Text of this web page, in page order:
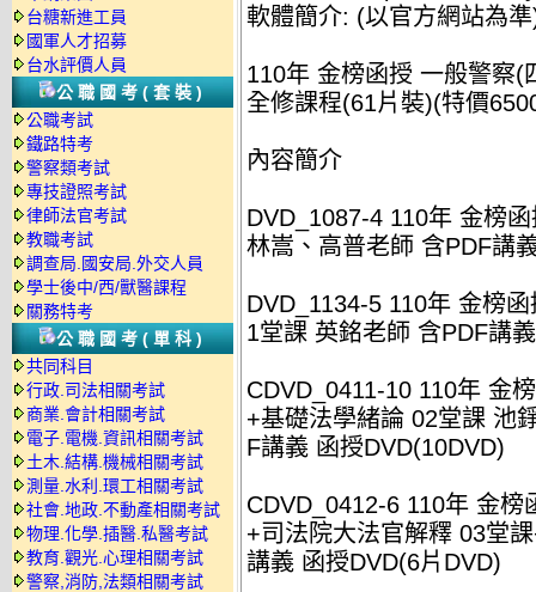
台糖新進工員
國軍人才招募
台水評價人員
公職國考(套裝)
公職考試
鐵路特考
警察類考試
專技證照考試
律師法官考試
教職考試
調查局.國安局.外交人員
學士後中/西/獸醫課程
關務特考
公職國考(單科)
共同科目
行政.司法相關考試
商業.會計相關考試
電子.電機.資訊相關考試
土木.結構.機械相關考試
測量.水利.環工相關考試
社會.地政.不動產相關考試
物理.化學.插醫.私醫考試
教育.觀光.心理相關考試
警察,消防,法類相關考試
軟體簡介: (以官方網站為
110年 金榜函授 一般警察(
全修課程(61片裝)(特價
內容簡介
DVD_1087-4 110年 金榜
林嵩、高普老師 含PDF講
DVD_1134-5 110年 金榜
1堂課 英銘老師 含PDF講
CDVD_0411-10 110年 金
+基礎法學緒論 02堂課 池
F講義 函授DVD(10DVD)
CDVD_0412-6 110年 金
+司法院大法官解釋 03堂
講義 函授DVD(6片DVD)